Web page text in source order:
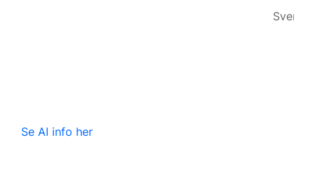
Svend
Se AI info her